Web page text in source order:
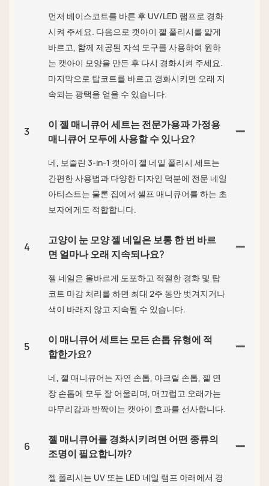
먼저 베이스코트를 바른 후 UV/LED 램프로 경화
시켜 주세요. 다음으로 캣아이 젤 폴리시를 얇게
바르고, 함께 제공된 자석 도구를 사용하여 원하
는 캣아이 모양을 만든 후 다시 경화시켜 주세요.
마지막으로 탑코트를 바르고 경화시키면 오래 지
속되는 광택을 얻을 수 있습니다.
3
이 젤 매니큐어 세트는 전문가용과 가정용
매니큐어 모두에 사용할 수 있나요?
네, 보즐린 3-in-1 캣아이 젤 네일 폴리시 세트는
간편한 사용법과 다양한 디자인 덕분에 전문 네일
아티스트는 물론 집에서 셀프 매니큐어를 하는 초
보자에게도 적합합니다.
4
고양이 눈 모양 젤 네일은 보통 한 번 바르
면 얼마나 오래 지속되나요?
젤 네일은 올바르게 도포하고 적절한 경화 및 탑
코트 마감 처리를 하면 최대 2주 동안 벗겨지거나
색이 바래지 않고 지속될 수 있습니다.
5
이 매니큐어 세트는 모든 손톱 유형에 적
합한가요?
네, 젤 매니큐어는 자연 손톱, 아크릴 손톱, 젤 연
장 손톱에 모두 잘 어울리며, 매끄럽고 오래가는
마무리감과 반짝이는 캣아이 효과를 선사합니다.
6
젤 매니큐어를 경화시키려면 어떤 종류의
조명이 필요합니까?
젤 폴리시는 UV 또는 LED 네일 램프 아래에서 경